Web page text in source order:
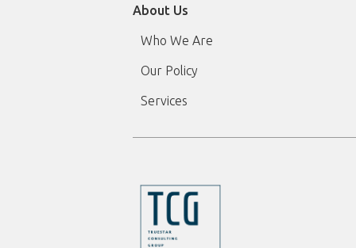
About Us
Who We Are
Our Policy
Services